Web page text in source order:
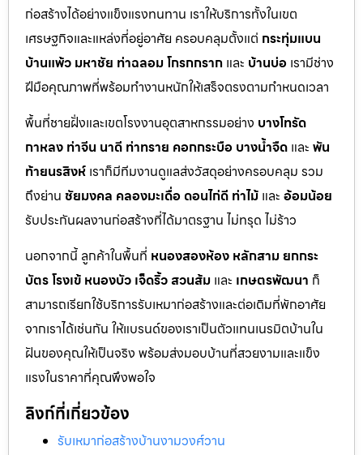
ก่อสร้างได้อย่างแข็งแรงทนทาน เราให้บริการทั้งในเขต
เศรษฐกิจและแหล่งที่อยู่อาศัย ครอบคลุมตั้งแต่ กระทุ่มแบน
บ้านแพ้ว มหาชัย ท่าฉลอมโกรกกราก และ บ้านบ่อ เรามีช่าง
ฝีมือคุณภาพที่พร้อมทำงานหนักให้เสร็จตรงตามกำหนดเวลา
พื้นที่ชายฝั่งและเขตโรงงานอุตสาหกรรมอย่าง บางโทรัด
กาหลง ท่าจีน นาดี ท่าทราย คอกกระบือ บางน้ำจืด และ พัน
ท้ายนรสิงห์ เราก็มีทีมงานดูแลส่งวัสดุอย่างครอบคลุม รวม
ถึงย่าน ชัยมงคล คลองมะเดื่อ ดอนไก่ดี ท่าไม้ และ อ้อมน้อย
รับประกันผลงานก่อสร้างที่ได้มาตรฐาน ไม่ทรุด ไม่ร้าว
นอกจากนี้ ลูกค้าในพื้นที่ หนองสองห้อง หลักสามยกกระ
บัตรโรงเข้ หนองบัว เจ็ดริ้วสวนส้ม และ เกษตรพัฒนา ก็
สามารถเรียกใช้บริการรับเหมาก่อสร้างและต่อเติมที่พักอาศัย
จากเราได้เช่นกัน ให้แบรนด์ของเราเป็นตัวแทนเนรมิตบ้านใน
ฝันของคุณให้เป็นจริง พร้อมส่งมอบบ้านที่สวยงามและแข็ง
แรงในราคาที่คุณพึงพอใจ
ลิงก์ที่เกี่ยวข้อง
รับเหมาก่อสร้างบ้านงามวงศ์วาน